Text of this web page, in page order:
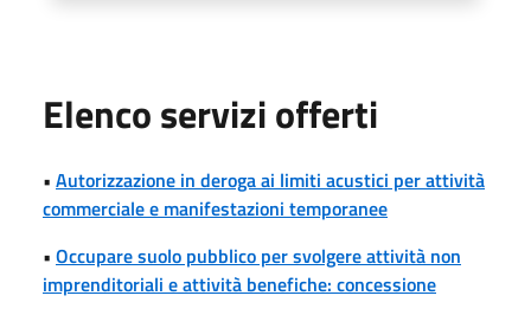
Elenco servizi offerti
• Autorizzazione in deroga ai limiti acustici per attività
commerciale e manifestazioni temporanee
• Occupare suolo pubblico per svolgere attività non
imprenditoriali e attività benefiche: concessione